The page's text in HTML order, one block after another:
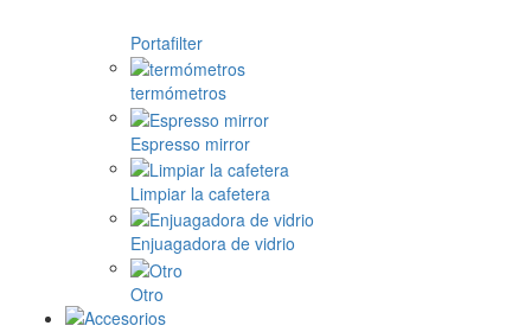
Portafilter
termómetros
Espresso mirror
Limpiar la cafetera
Enjuagadora de vidrio
Otro